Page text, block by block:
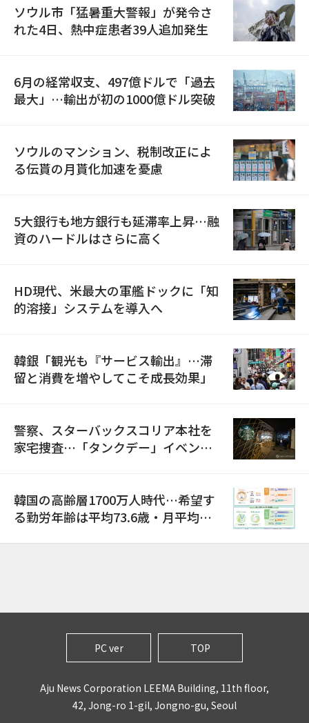
ソウル市「猛暑重大警報」が発令さ
れた4日、熱中症患者39人追加発生
6月の経常収支、497億ドルで「過去
最大」…輸出が初の1000億ドル突破
ソウルのマンション、税制改正によ
る伝貰の月貰化加速を憂慮
5大銀行も地方銀行も延滞率上昇…融
資のハードルはさらに高く
HD現代、米最大の軍艦ドックに「知
的溶接」システムを導入へ
韓銀「観光も『サービス輸出』…滞
留と消費を増やしてこそ成長効果」
警察、スターバックスコリア本社を
家宅捜査…「タンクデー」イベント
韓国の高齢層1700万人時代…希望す
る勤労年齢は平均73.6歳・月平均賃
PC ver TOP
Aju News Corporation LEEMA Building, 11th floor,
42, Jong-ro 1-gil, Jongno-gu, Seoul